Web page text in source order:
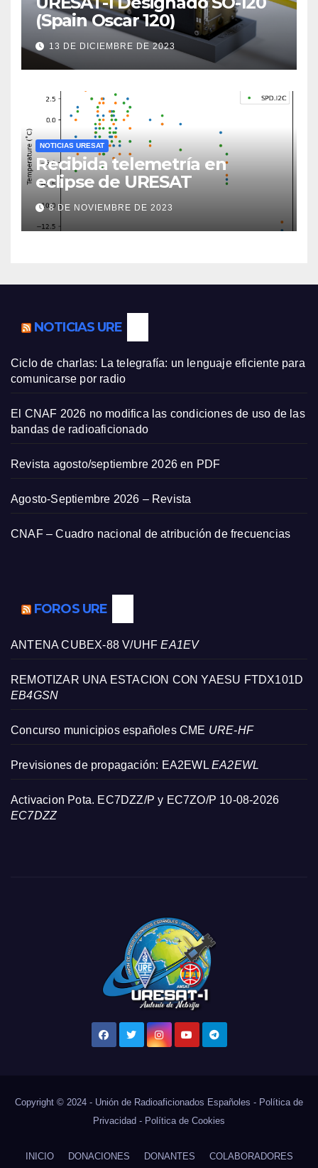
(Spain Oscar 120)
13 DE DICIEMBRE DE 2023
NOTICIAS URESAT
Recibida telemetría en
eclipse de URESAT
8 DE NOVIEMBRE DE 2023
NOTICIAS URE
Ciclo de charlas: La telegrafía: un lenguaje eficiente para
comunicarse por radio
El CNAF 2026 no modifica las condiciones de uso de las
bandas de radioaficionado
Revista agosto/septiembre 2026 en PDF
Agosto-Septiembre 2026 – Revista
CNAF – Cuadro nacional de atribución de frecuencias
FOROS URE
ANTENA CUBEX-88 V/UHF EA1EV
REMOTIZAR UNA ESTACION CON YAESU FTDX101D
EB4GSN
Concurso municipios españoles CME URE-HF
Previsiones de propagación: EA2EWL EA2EWL
Activacion Pota. EC7DZZ/P y EC7ZO/P 10-08-2026
EC7DZZ
Copyright © 2024 - Unión de Radioaficionados Españoles - Política de
Privacidad - Política de Cookies
INICIO DONACIONES DONANTES COLABORADORES